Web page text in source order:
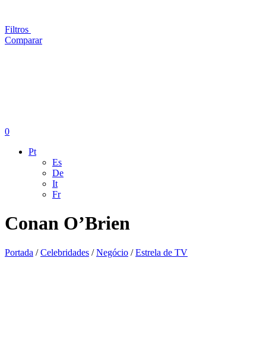
Filtros
Comparar
0
Pt
Es
De
It
Fr
Conan O’Brien
Portada /Celebridades /Negócio /Estrela de TV